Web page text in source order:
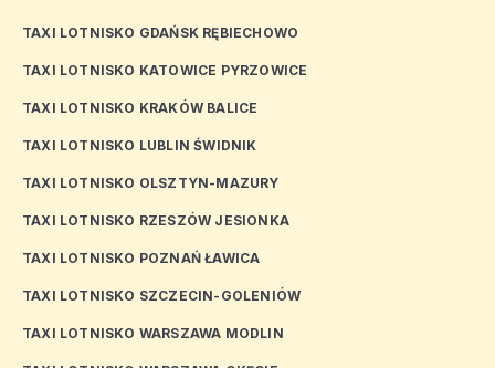
TAXI LOTNISKO GDAŃSK RĘBIECHOWO
TAXI LOTNISKO KATOWICE PYRZOWICE
TAXI LOTNISKO KRAKÓW BALICE
TAXI LOTNISKO LUBLIN ŚWIDNIK
TAXI LOTNISKO OLSZTYN-MAZURY
TAXI LOTNISKO RZESZÓW JESIONKA
TAXI LOTNISKO POZNAŃ ŁAWICA
TAXI LOTNISKO SZCZECIN-GOLENIÓW
TAXI LOTNISKO WARSZAWA MODLIN